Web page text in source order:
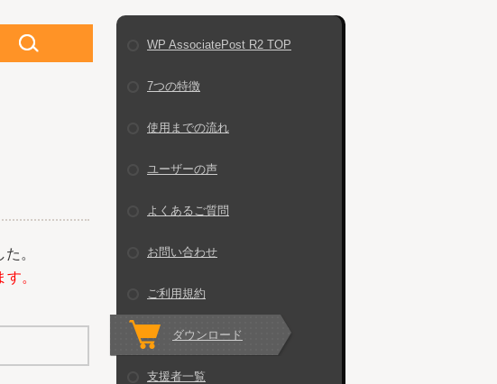
。
。
WP AssociatePost R2 TOP
7つの特徴
使用までの流れ
ユーザーの声
よくあるご質問
お問い合わせ
ご利用規約
ダウンロード
支援者一覧